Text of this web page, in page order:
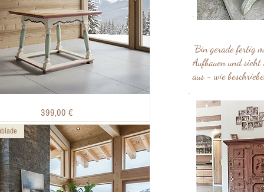
Schnellansicht
Preis
399,00 €
"Bin gerade fertig
Aufbauen und sieht
aus - wie